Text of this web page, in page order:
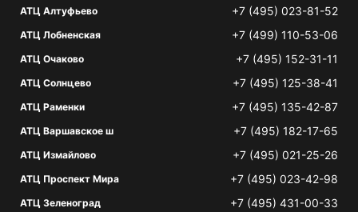
АТЦ Алтуфьево +7 (495) 023-81-52
АТЦ Лобненская +7 (499) 110-53-06
АТЦ Очаково +7 (495) 152-31-11
АТЦ Солнцево +7 (495) 125-38-41
АТЦ Раменки +7 (495) 135-42-87
АТЦ Варшавское ш +7 (495) 182-17-65
АТЦ Измайлово +7 (495) 021-25-26
АТЦ Проспект Мира +7 (495) 023-42-98
АТЦ Зеленоград +7 (495) 431-00-33